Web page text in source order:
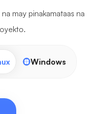
may pinakamataas na
Windows